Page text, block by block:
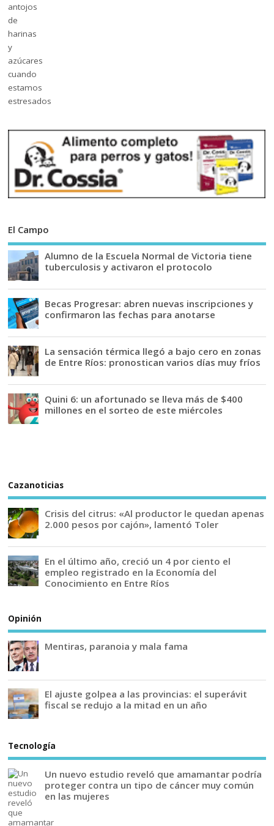
El Campo
Alumno de la Escuela Normal de Victoria tiene
tuberculosis y activaron el protocolo
Becas Progresar: abren nuevas inscripciones y
confirmaron las fechas para anotarse
La sensación térmica llegó a bajo cero en zonas
de Entre Ríos: pronostican varios días muy fríos
Quini 6: un afortunado se lleva más de $400
millones en el sorteo de este miércoles
Cazanoticias
Crisis del citrus: «Al productor le quedan apenas
2.000 pesos por cajón», lamentó Toler
En el último año, creció un 4 por ciento el
empleo registrado en la Economía del
Conocimiento en Entre Ríos
Opinión
Mentiras, paranoia y mala fama
El ajuste golpea a las provincias: el superávit
fiscal se redujo a la mitad en un año
Tecnología
Un nuevo estudio reveló que amamantar podría
proteger contra un tipo de cáncer muy común
en las mujeres